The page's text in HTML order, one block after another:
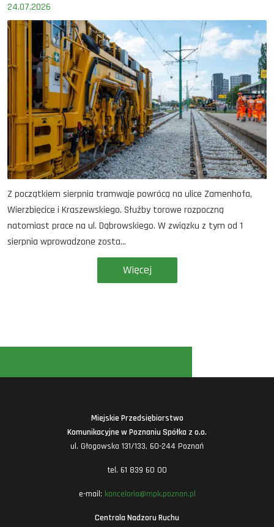
24.07.2026
Z początkiem sierpnia tramwaje powrócą na ulice Zamenhofa,
Wierzbięcice i Kraszewskiego. Służby torowe rozpoczną
natomiast prace na ul. Dąbrowskiego. W związku z tym od 1
sierpnia wprowadzone zosta...
Więcej
Miejskie Przedsiębiorstwo
Komunikacyjne w Poznaniu Spółka z o.o.
ul. Głogowska 131/133, 60-244 Poznań
tel. 61 839 60 00
e-mail: kancelaria@mpk.poznan.pl
Centrala Nadzoru Ruchu